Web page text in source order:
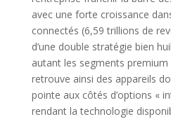
avec une forte croissance
connectés (6,59 trillions de
d’une double stratégie bien
autant les segments premium
retrouve ainsi des appareils
pointe aux côtés d’options «
rendant la technologie